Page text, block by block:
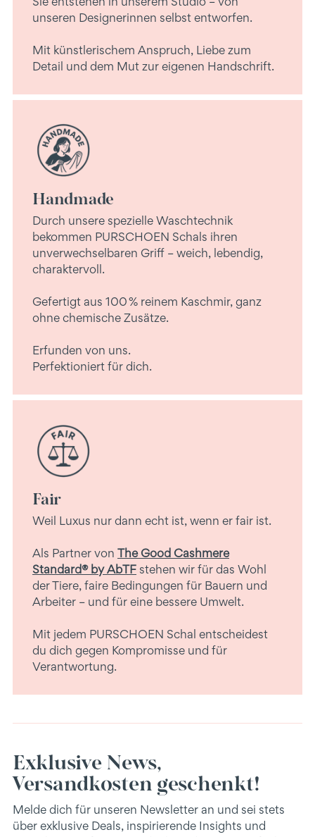
unseren Designerinnen selbst entworfen.
Mit künstlerischem Anspruch, Liebe zum
Detail und dem Mut zur eigenen Handschrift.
Handmade
Durch unsere spezielle Waschtechnik
bekommen PURSCHOEN Schals ihren
unverwechselbaren Griff – weich, lebendig,
charaktervoll.
Gefertigt aus 100 % reinem Kaschmir, ganz
ohne chemische Zusätze.
Erfunden von uns.
Perfektioniert für dich.
Fair
Weil Luxus nur dann echt ist, wenn er fair ist.
Als Partner von The Good Cashmere
Standard® by AbTF stehen wir für das Wohl
der Tiere, faire Bedingungen für Bauern und
Arbeiter – und für eine bessere Umwelt.
Mit jedem PURSCHOEN Schal entscheidest
du dich gegen Kompromisse und für
Verantwortung.
Exklusive News,
Versandkosten geschenkt!
Melde dich für unseren Newsletter an und sei stets
über exklusive Deals, inspirierende Insights und